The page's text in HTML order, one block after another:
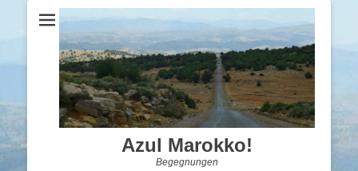
Azul Marokko!
Begegnungen